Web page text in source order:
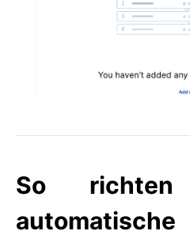
So
automatische